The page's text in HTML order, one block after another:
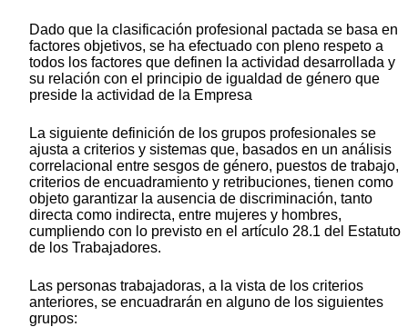
Dado que la clasificación profesional pactada se basa en
factores objetivos, se ha efectuado con pleno respeto a
todos los factores que definen la actividad desarrollada y
su relación con el principio de igualdad de género que
preside la actividad de la Empresa
La siguiente definición de los grupos profesionales se
ajusta a criterios y sistemas que, basados en un análisis
correlacional entre sesgos de género, puestos de trabajo,
criterios de encuadramiento y retribuciones, tienen como
objeto garantizar la ausencia de discriminación, tanto
directa como indirecta, entre mujeres y hombres,
cumpliendo con lo previsto en el artículo 28.1 del Estatuto
de los Trabajadores.
Las personas trabajadoras, a la vista de los criterios
anteriores, se encuadrarán en alguno de los siguientes
grupos: